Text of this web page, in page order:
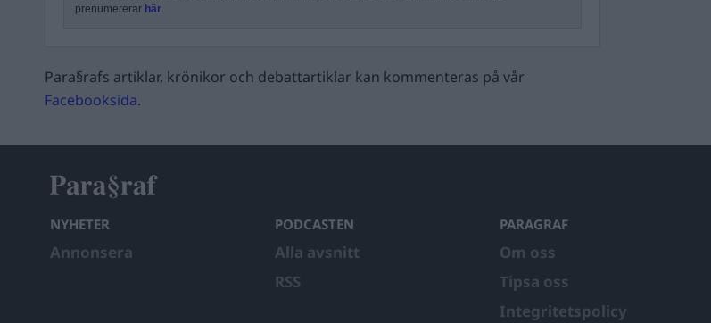
prenumererar här.
Para§rafs artiklar, krönikor och debattartiklar kan kommenteras på vår
Facebooksida.
NYHETER
Annonsera
PODCASTEN
Alla avsnitt
RSS
PARAGRAF
Om oss
Tipsa oss
Integritetspolicy